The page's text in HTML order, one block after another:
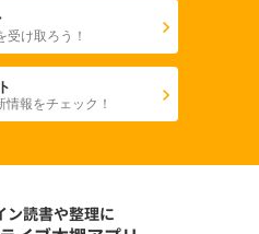
受け取ろう！
報をチェック！